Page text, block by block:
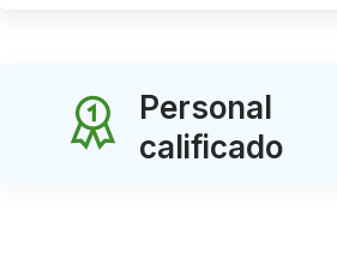
Personal
calificado